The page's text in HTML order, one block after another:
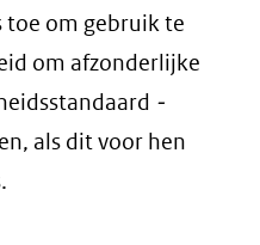
om gebruik te
om afzonderlijke
-
als dit voor hen